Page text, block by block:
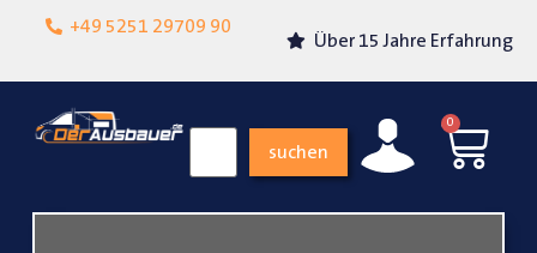
+49 5251 29709 90
Lokalgeschäft in
Über 15 Jahre Erfahrung
suchen
0